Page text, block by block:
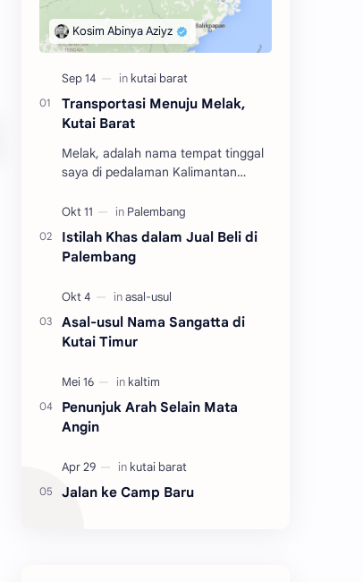
Transportasi Menuju Melak,
Kutai Barat
Melak, adalah nama tempat tinggal
saya di pedalaman Kalimantan
hingga 2010. Adalah salah satu dari
tiga kecamatan y…
Istilah Khas dalam Jual Beli di
Palembang
Asal-usul Nama Sangatta di
Kutai Timur
Penunjuk Arah Selain Mata
Angin
Jalan ke Camp Baru